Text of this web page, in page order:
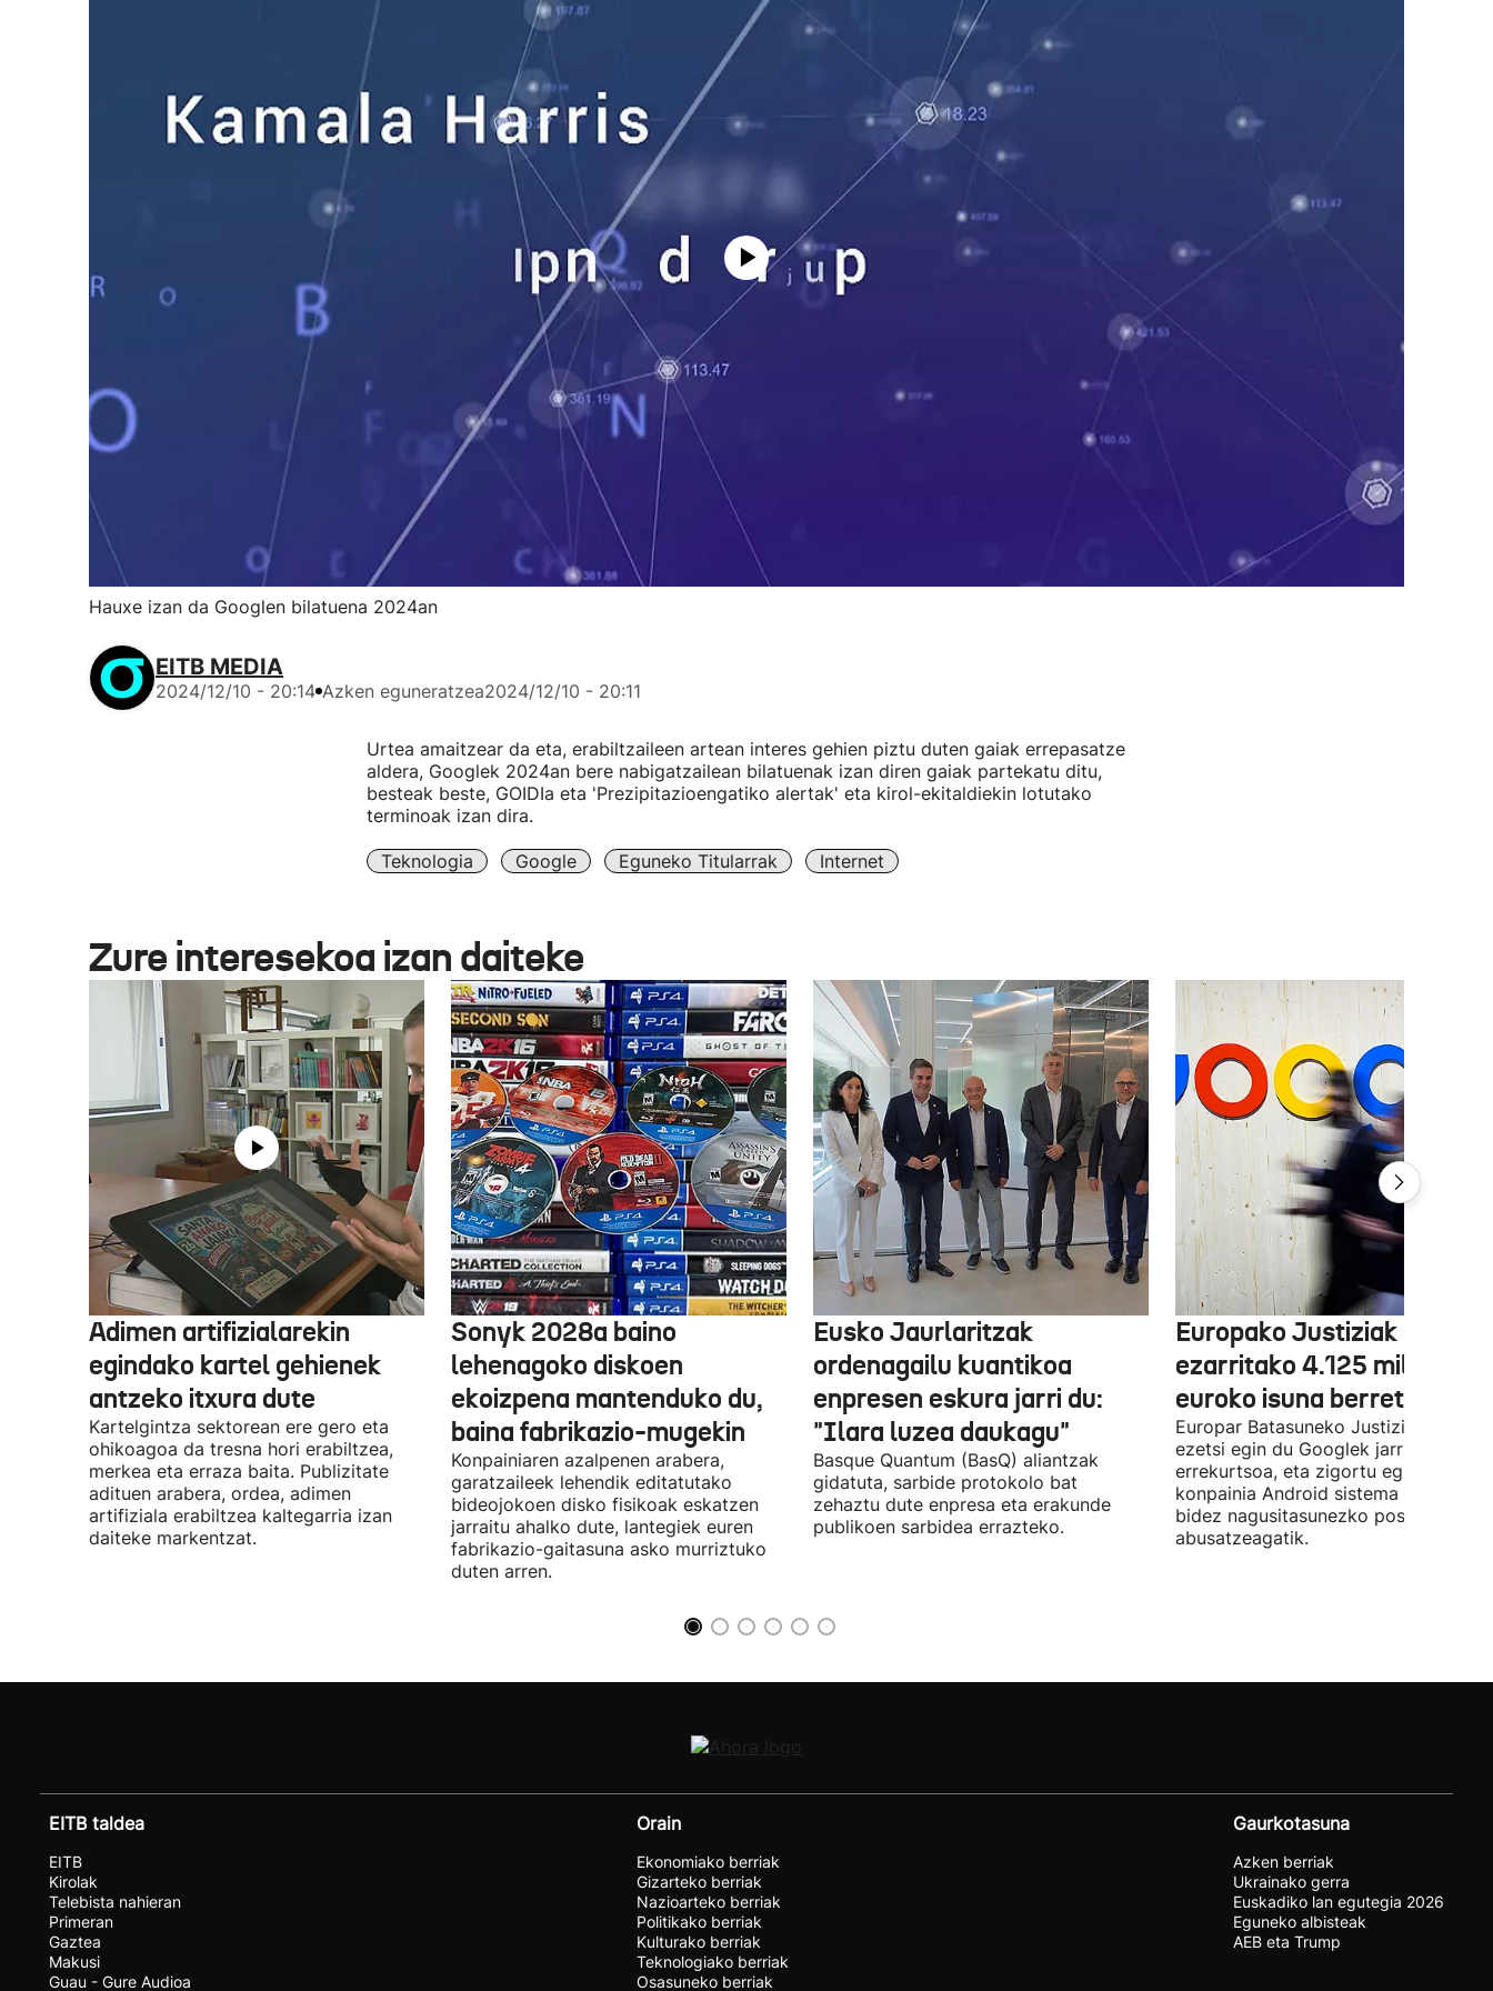
Hauxe izan da Googlen bilatuena 2024an
EITB MEDIA
2024/12/10 - 20:14 Azken eguneratzea2024/12/10 - 20:11
Urtea amaitzear da eta, erabiltzaileen artean interes gehien piztu duten gaiak errepasatze
aldera, Googlek 2024an bere nabigatzailean bilatuenak izan diren gaiak partekatu ditu,
besteak beste, GOIDIa eta 'Prezipitazioengatiko alertak' eta kirol-ekitaldiekin lotutako
terminoak izan dira.
Teknologia Google Eguneko Titularrak Internet
Zure interesekoa izan daiteke
Adimen artifizialarekin
egindako kartel gehienek
antzeko itxura dute
Kartelgintza sektorean ere gero eta
ohikoagoa da tresna hori erabiltzea,
merkea eta erraza baita. Publizitate
adituen arabera, ordea, adimen
artifiziala erabiltzea kaltegarria izan
daiteke markentzat.
Sonyk 2028a baino
lehenagoko diskoen
ekoizpena mantenduko du,
baina fabrikazio-mugekin
Konpainiaren azalpenen arabera,
garatzaileek lehendik editatutako
bideojokoen disko fisikoak eskatzen
jarraitu ahalko dute, lantegiek euren
fabrikazio-gaitasuna asko murriztuko
duten arren.
Eusko Jaurlaritzak
ordenagailu kuantikoa
enpresen eskura jarri du:
"Ilara luzea daukagu"
Basque Quantum (BasQ) aliantzak
gidatuta, sarbide protokolo bat
zehaztu dute enpresa eta erakunde
publikoen sarbidea errazteko.
Europako Justiziak
ezarritako 4.125 milioi
euroko isuna berretsi du
Europar Batasuneko Justizia
ezetsi egin du Googlek jarritako
errekurtsoa, eta zigortu egin du
konpainia Android sistema
bidez nagusitasunezko posizioaz
abusatzeagatik.
EITB taldea
EITB
Kirolak
Telebista nahieran
Primeran
Gaztea
Makusi
Guau - Gure Audioa
Orain
Ekonomiako berriak
Gizarteko berriak
Nazioarteko berriak
Politikako berriak
Kulturako berriak
Teknologiako berriak
Osasuneko berriak
Gaurkotasuna
Azken berriak
Ukrainako gerra
Euskadiko lan egutegia 2026
Eguneko albisteak
AEB eta Trump